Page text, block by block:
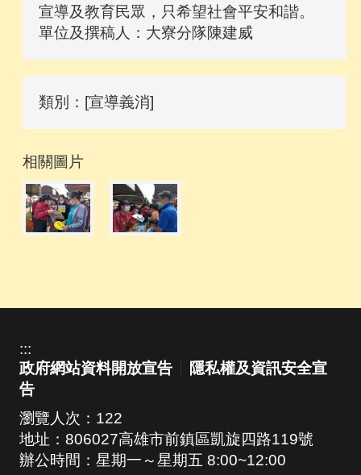
宣導及教育民眾，只希望社會平安和諧。
單位及撰稿人：大寮分隊陳建威
類別：[宣導義消]
相關圖片
:::
政府網站資料開放宣告
隱私權及資訊安全宣
告
瀏覽人次： 122
地址：806027高雄市前鎮區凱旋四路119號
辦公時間：星期一～星期五 8:00~12:00